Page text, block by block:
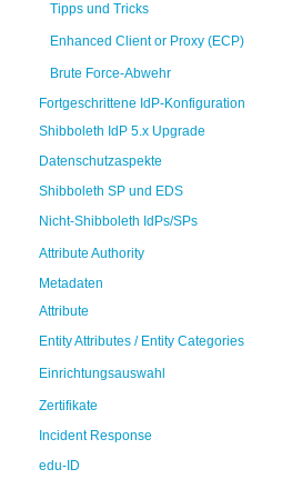
Tipps und Tricks
Enhanced Client or Proxy (ECP)
Brute Force-Abwehr
Fortgeschrittene IdP-Konfiguration
Shibboleth IdP 5.x Upgrade
Datenschutzaspekte
Shibboleth SP und EDS
Nicht-Shibboleth IdPs/SPs
Attribute Authority
Metadaten
Attribute
Entity Attributes / Entity Categories
Einrichtungsauswahl
Zertifikate
Incident Response
edu-ID